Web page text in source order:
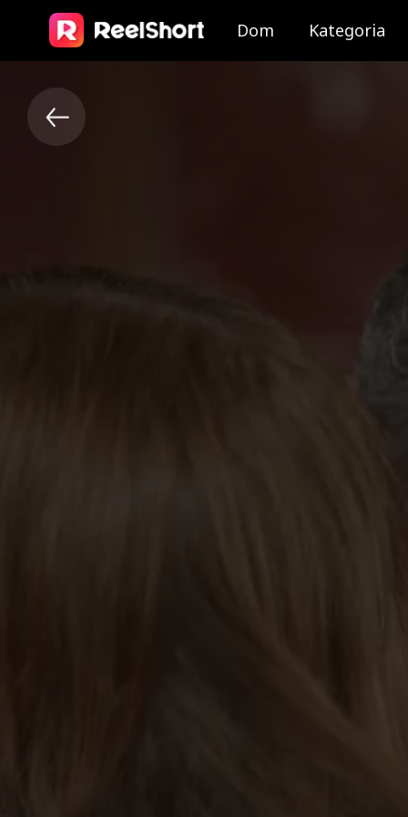
Dom Kategoria